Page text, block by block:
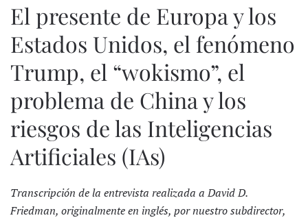
El presente de Europa y los
Estados Unidos, el fenómeno
Trump, el “wokismo”, el
problema de China y los
riesgos de las Inteligencias
Artificiales (IAs)
Transcripción de la entrevista realizada a David D.
Friedman, originalmente en inglés, por nuestro subdirector,